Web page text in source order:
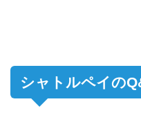
シャトルペイの